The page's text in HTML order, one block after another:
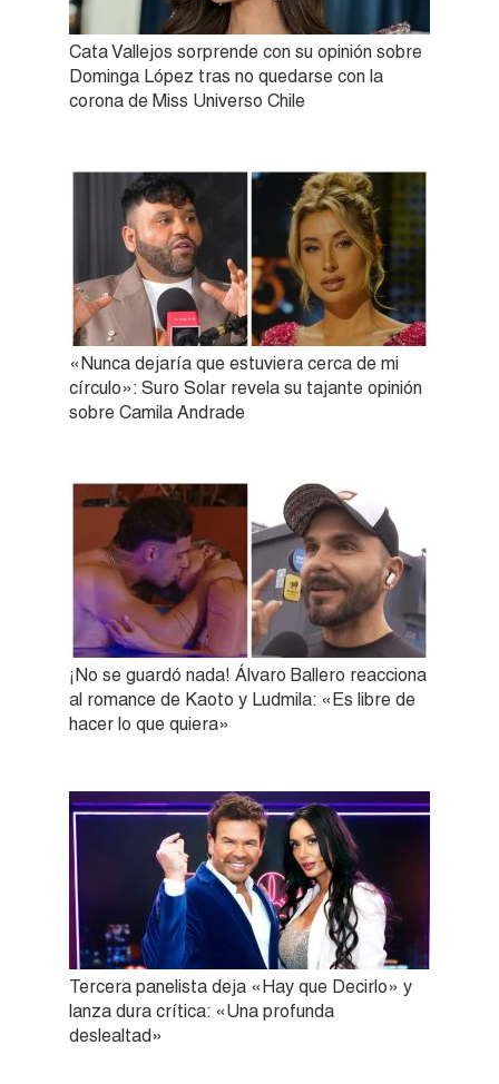
Cata Vallejos sorprende con su opinión sobre
Dominga López tras no quedarse con la
corona de Miss Universo Chile
«Nunca dejaría que estuviera cerca de mi
círculo»: Suro Solar revela su tajante opinión
sobre Camila Andrade
¡No se guardó nada! Álvaro Ballero reacciona
al romance de Kaoto y Ludmila: «Es libre de
hacer lo que quiera»
Tercera panelista deja «Hay que Decirlo» y
lanza dura crítica: «Una profunda
deslealtad»